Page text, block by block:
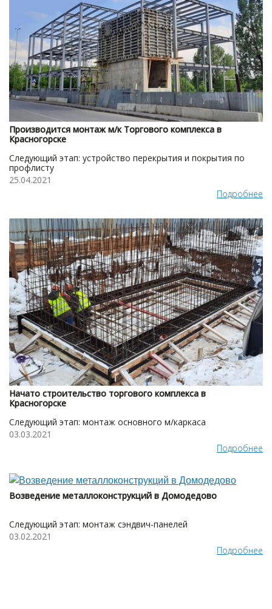
Производится монтаж м/к Торгового комплекса в
Красногорске
Следующий этап: устройство перекрытия и покрытия по
профлисту
25.04.2021
Подробнее
Начато строительство торгового комплекса в
Красногорске
Следующий этап: монтаж основного м/каркаса
03.03.2021
Подробнее
Возведение металлоконструкций в Домодедово
Следующий этап: монтаж сэндвич-панелей
03.02.2021
Подробнее